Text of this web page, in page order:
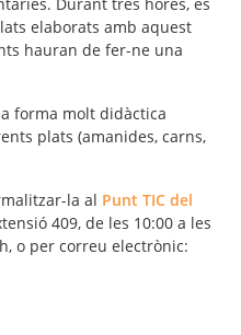
elaborats amb aquest
hauran de fer-ne una
forma molt didàctica
plats (amanides, carns,
la al Punt TIC del
409, de les 10:00 a les
o per correu electrònic: